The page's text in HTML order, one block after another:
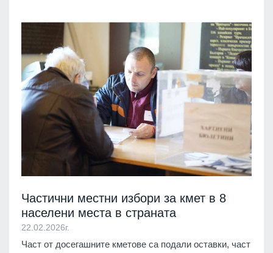
Частични местни избори за кмет в 8
населени места в страната
22.02.2026г.
Част от досегашните кметове са подали оставки, част